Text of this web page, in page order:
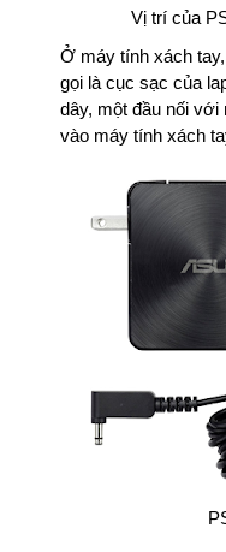
Vị trí của
Ở máy tính xách
gọi là cục sạc của
dây, một đầu nối với
vào máy tính xách